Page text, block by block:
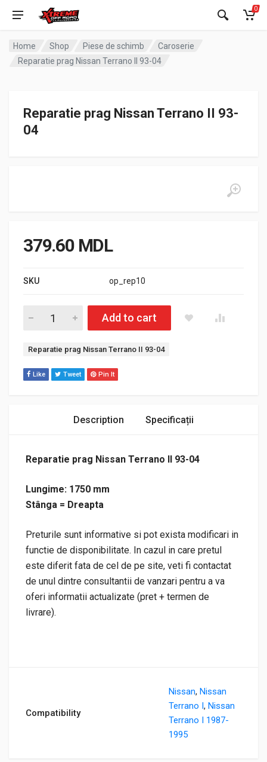
0
Home Shop Piese de schimb
Caroserie
Reparatie prag Nissan Terrano II 93-04
Reparatie prag Nissan Terrano II 93-
04
379.60 MDL
SKU op_rep10
Cantitate Reparatie prag Nissan Terrano II 93-04
Add to cart
Etichetă:
Reparatie prag Nissan Terrano II 93-04
Like Tweet Pin It
Description Specificații
Reparatie prag Nissan Terrano II 93-04
Lungime: 1750 mm
Stânga = Dreapta
Preturile sunt informative si pot exista modificari in
functie de disponibilitate. In cazul in care pretul
este diferit fata de cel de pe site, veti fi contactat
de unul dintre consultantii de vanzari pentru a va
oferi informatii actualizate (pret + termen de
livrare).
Compatibility
Nissan, Nissan
Terrano I, Nissan
Terrano I 1987-
1995